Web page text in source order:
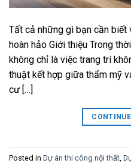
Tất cả những gì bạn cần biết
hoàn hảo Giới thiệu Trong
không chỉ là việc trang trí
thuật kết hợp giữa thẩm mỹ
cư […]
Posted in Dự án thi công nội thất